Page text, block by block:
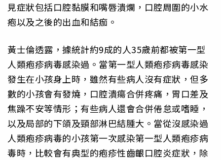
見症狀包括口腔黏膜和嘴唇潰爛，口腔周圍的小水
疱以及之後的出血和結痂。
黃士倫透露，據統計約9成的人35歲前都被第一型
人類疱疹病毒感染過。當第一型人類疱疹病毒感染
發生在小孩身上時，雖然有些病人沒有症狀，但多
數的小孩會有發燒，口腔潰瘍合併疼痛，胃口差及
焦躁不安等情形；有些病人還會合併倦怠或嗜睡，
以及局部的下頜及頸部淋巴結腫大。當從沒感染過
人類疱疹病毒的小孩第一次感染第一型人類疱疹病
毒時，比較會有典型的疱疹性齒齦口腔炎症狀，除